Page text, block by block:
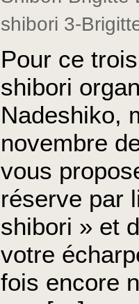
shibori 3-
Pour ce
shibori
Nadeshiko,
novembre
vous
réserve par
shibori » et
votre
fois encore